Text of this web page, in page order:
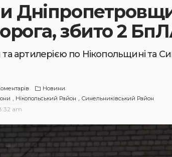
збито 2
артилерією по Нікопольщині та
Новини
Нікопольський Район Синельниківський Район
am